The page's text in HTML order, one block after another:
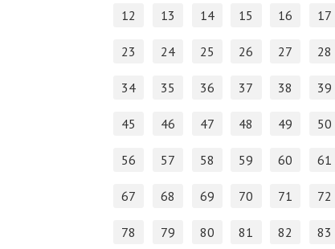
12 13 14 15 16 17
23 24 25 26 27 28
34 35 36 37 38 39
45 46 47 48 49 50
56 57 58 59 60 61
67 68 69 70 71 72
78 79 80 81 82 83